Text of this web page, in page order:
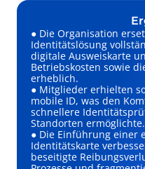
● Die Organisation
Identitätslösung
digitale Ausweiskarte
Betriebskosten sowie
erheblich.
● Mitglieder erhielten
mobile ID, was den
schnellere
Standorten ermöglichte.
● Die Einführung einer
Identitätskarte
beseitigte